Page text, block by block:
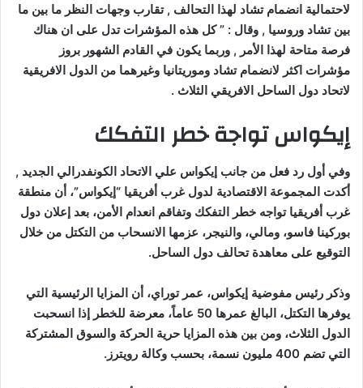
لاحتمالية انضمام تشاد لهذا التحالف , تقارب وجهات النظر ما بين ما
بين تشاد وروسيا , وقال : ” كل هذه المؤشرات تدل على ان هناك
فرصة متاحة لهذا الأمر , وربما يكون في القادم الشهور بروز
مؤشرات اكثر لانضمام تشاد وموريتانيا وغيرهما من الدول الافريقية
لاتحاد دول الساحل الافريقي الثلاث .
إيكواس تواجة خطر التفكك
وفي أول رد فعل من جانب إيكواس علي الاتحاد الكونفدرالي الجديد ,
أكدت المجموعة الاقتصادية لدول غرب أفريقيا “إيكواس”، أن منطقة
غرب أفريقيا تواجه خطر التفكك وتفاقم انعدام الأمن، بعد إعلان دول
بوركينا فاسو، ومالي، والنيجر، عزمها الانسحاب من التكتل من خلال
التوقيع على معاهدة تحالف دول الساحل.
وذكر رئيس مفوضية إيكواس، عمر توراي، أن المزايا الرئيسية التي
يوفرها التكتل، البالغ عمرها 50 عاماً، معرضة للخطر إذا انسحبت
الدول الثلاث، ومن بين هذه المزايا حرية الحركة والسوق المشتركة
التي تضم 400 مليون نسمة، بحسب وكالة رويترز.